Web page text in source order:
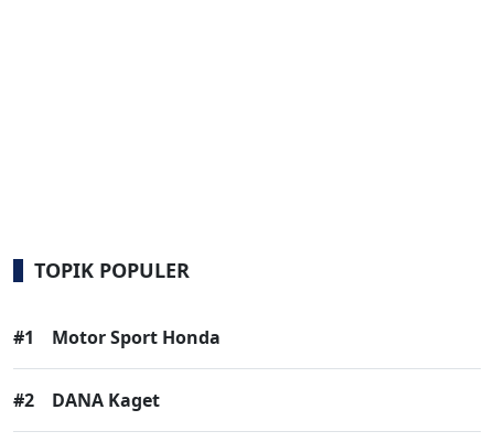
TOPIK POPULER
#1 Motor Sport Honda
#2 DANA Kaget